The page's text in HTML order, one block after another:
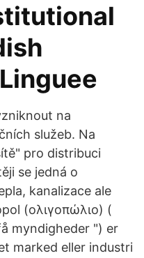
na
služeb. Na
pro distribuci
se jedná o
kanalizace ale
(ολιγοπώλιο) (
myndigheder ") er
marked eller industri